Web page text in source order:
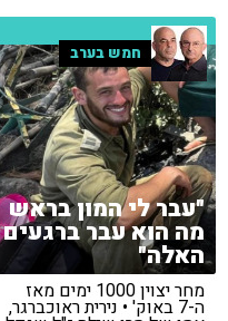
חמש בערב
"עבר לי המון בראש
מה הוא עבר ברגעים
האלה"
מחר יצוין 1000 ימים מאז
ה-7 באוק' • נירית ראוכברגר,